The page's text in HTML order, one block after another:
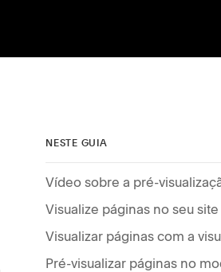
NESTE GUIA
Vídeo sobre a pré-
Visualize páginas no seu
Visualizar páginas com a
Pré-visualizar páginas no